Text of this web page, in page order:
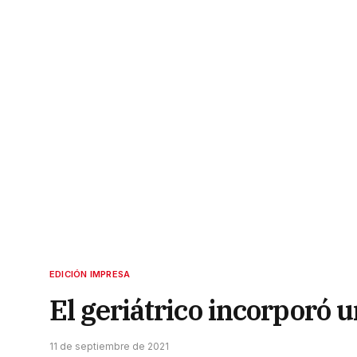
EDICIÓN IMPRESA
El geriátrico incorporó
11 de septiembre de 2021